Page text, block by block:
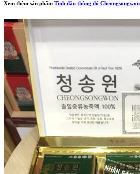
Xem thêm sản phẩm Tinh đầu thông đỏ Cheongsongwon